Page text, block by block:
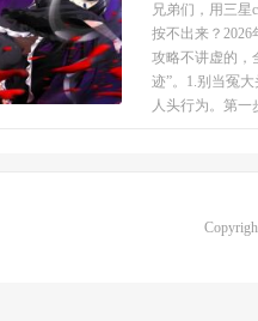
兄弟们，用三星
按不出来？
攻略不讲虚的，
迹”。1.别当冤
人头行为。第一